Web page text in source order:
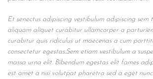
Et senectus adipiscing vestibulum adipiscing
aliquam aliquet curabitur ullamcorper a
curabitur quis ridiculus ut maecenas a cum
consectetur egestas.Sem etiam vestibulum a
massa urna elit. Bibendum egestas elit fames
est amet a nisi volutpat pharetra sed a eget nunc